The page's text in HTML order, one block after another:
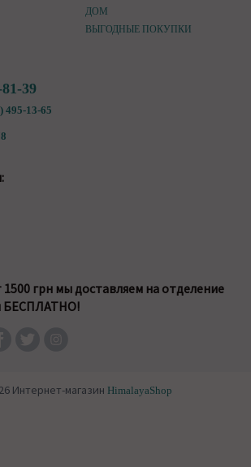
ДОМ
ВЫГОДНЫЕ ПОКУПКИ
39
495-13-65
1500 грн мы доставляем на отделение
БЕСПЛАТНО!
Интернет-магазин HimalayaShop